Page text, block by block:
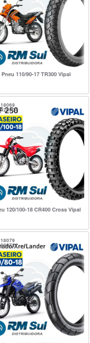
Pneu 110/90-17 TR300 Vipal
120/100-18 CR400 Cross Vipal